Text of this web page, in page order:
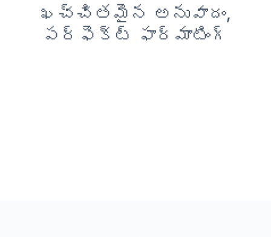
ఖచ్చితమైన అనువాదం,
పర్ఫెక్ట్ ఫార్మాటింగ్